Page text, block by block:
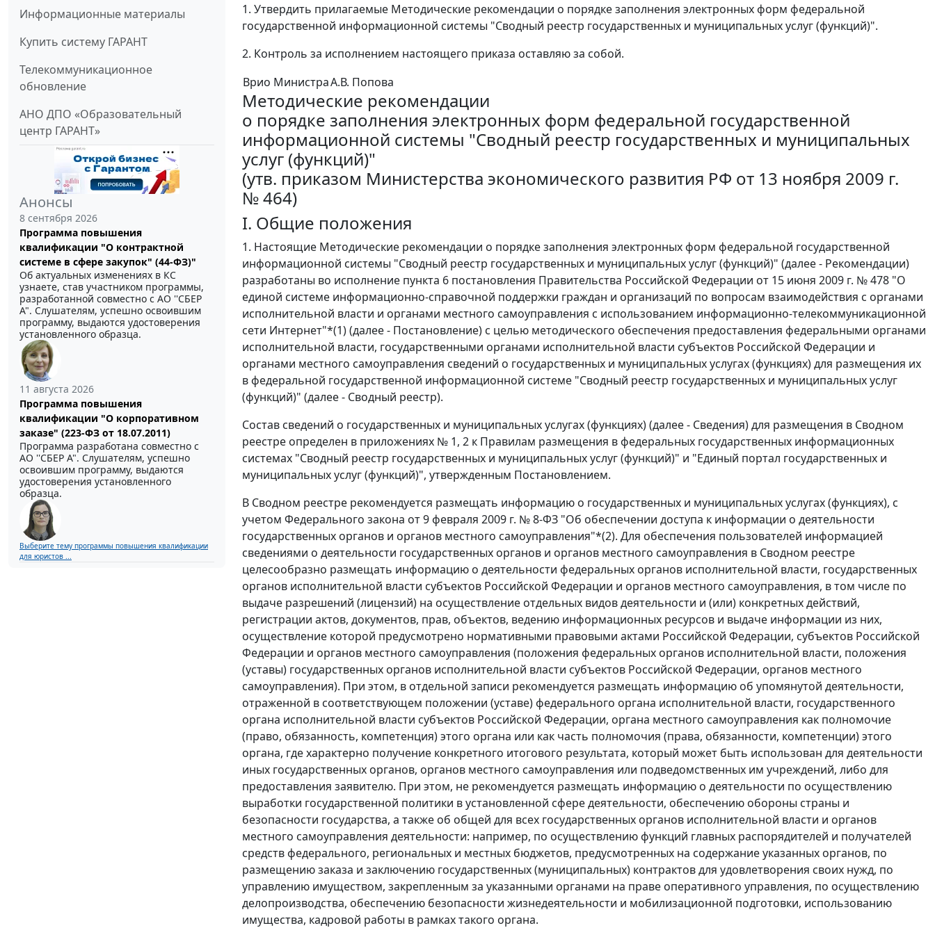
Информационные материалы
Купить систему ГАРАНТ
Телекоммуникационное
обновление
АНО ДПО «Образовательный
центр ГАРАНТ»
Анонсы
8 сентября 2026
Программа повышения
квалификации "О контрактной
системе в сфере закупок" (44-ФЗ)"
Об актуальных изменениях в КС
узнаете, став участником программы,
разработанной совместно с АО ''СБЕР
А". Слушателям, успешно освоившим
программу, выдаются удостоверения
установленного образца.
11 августа 2026
Программа повышения
квалификации "О корпоративном
заказе" (223-ФЗ от 18.07.2011)
Программа разработана совместно с
АО ''СБЕР А". Слушателям, успешно
освоившим программу, выдаются
удостоверения установленного
образца.
Выберите тему программы повышения квалификации
для юристов ...
1. Утвердить прилагаемые Методические рекомендации о порядке заполнения электронных форм федеральной
государственной информационной системы "Сводный реестр государственных и муниципальных услуг (функций)".
2. Контроль за исполнением настоящего приказа оставляю за собой.
Врио МинистраА.В. Попова
Методические рекомендации
о порядке заполнения электронных форм федеральной государственной
информационной системы "Сводный реестр государственных и муниципальных
услуг (функций)"
(утв. приказом Министерства экономического развития РФ от 13 ноября 2009 г.
№ 464)
I. Общие положения
1. Настоящие Методические рекомендации о порядке заполнения электронных форм федеральной государственной
информационной системы "Сводный реестр государственных и муниципальных услуг (функций)" (далее - Рекомендации)
разработаны во исполнение пункта 6 постановления Правительства Российской Федерации от 15 июня 2009 г. № 478 "О
единой системе информационно-справочной поддержки граждан и организаций по вопросам взаимодействия с органами
исполнительной власти и органами местного самоуправления с использованием информационно-телекоммуникационной
сети Интернет"*(1) (далее - Постановление) с целью методического обеспечения предоставления федеральными органами
исполнительной власти, государственными органами исполнительной власти субъектов Российской Федерации и
органами местного самоуправления сведений о государственных и муниципальных услугах (функциях) для размещения их
в федеральной государственной информационной системе "Сводный реестр государственных и муниципальных услуг
(функций)" (далее - Сводный реестр).
Состав сведений о государственных и муниципальных услугах (функциях) (далее - Сведения) для размещения в Сводном
реестре определен в приложениях № 1, 2 к Правилам размещения в федеральных государственных информационных
системах "Сводный реестр государственных и муниципальных услуг (функций)" и "Единый портал государственных и
муниципальных услуг (функций)", утвержденным Постановлением.
В Сводном реестре рекомендуется размещать информацию о государственных и муниципальных услугах (функциях), с
учетом Федерального закона от 9 февраля 2009 г. № 8-ФЗ "Об обеспечении доступа к информации о деятельности
государственных органов и органов местного самоуправления"*(2). Для обеспечения пользователей информацией
сведениями о деятельности государственных органов и органов местного самоуправления в Сводном реестре
целесообразно размещать информацию о деятельности федеральных органов исполнительной власти, государственных
органов исполнительной власти субъектов Российской Федерации и органов местного самоуправления, в том числе по
выдаче разрешений (лицензий) на осуществление отдельных видов деятельности и (или) конкретных действий,
регистрации актов, документов, прав, объектов, ведению информационных ресурсов и выдаче информации из них,
осуществление которой предусмотрено нормативными правовыми актами Российской Федерации, субъектов Российской
Федерации и органов местного самоуправления (положения федеральных органов исполнительной власти, положения
(уставы) государственных органов исполнительной власти субъектов Российской Федерации, органов местного
самоуправления). При этом, в отдельной записи рекомендуется размещать информацию об упомянутой деятельности,
отраженной в соответствующем положении (уставе) федерального органа исполнительной власти, государственного
органа исполнительной власти субъектов Российской Федерации, органа местного самоуправления как полномочие
(право, обязанность, компетенция) этого органа или как часть полномочия (права, обязанности, компетенции) этого
органа, где характерно получение конкретного итогового результата, который может быть использован для деятельности
иных государственных органов, органов местного самоуправления или подведомственных им учреждений, либо для
предоставления заявителю. При этом, не рекомендуется размещать информацию о деятельности по осуществлению
выработки государственной политики в установленной сфере деятельности, обеспечению обороны страны и
безопасности государства, а также об общей для всех государственных органов исполнительной власти и органов
местного самоуправления деятельности: например, по осуществлению функций главных распорядителей и получателей
средств федерального, региональных и местных бюджетов, предусмотренных на содержание указанных органов, по
размещению заказа и заключению государственных (муниципальных) контрактов для удовлетворения своих нужд, по
управлению имуществом, закрепленным за указанными органами на праве оперативного управления, по осуществлению
делопроизводства, обеспечению безопасности жизнедеятельности и мобилизационной подготовки, использованию
имущества, кадровой работы в рамках такого органа.